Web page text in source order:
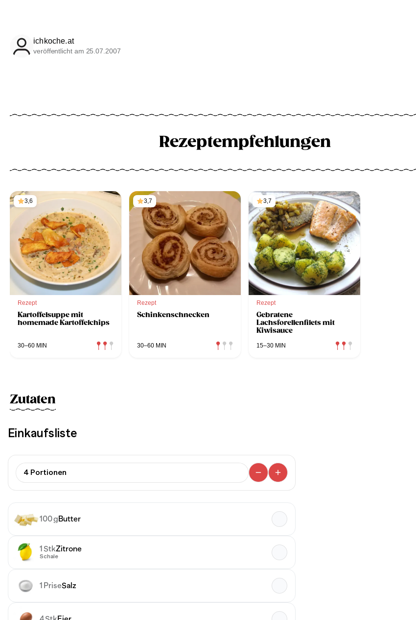
ichkoche.at
veröffentlicht am 25.07.2007
Rezeptempfehlungen
3,6
Rezept
Kartoffelsuppe mit
homemade Kartoffelchips
30–60 MIN
3,7
Rezept
Schinkenschnecken
30–60 MIN
3,7
Rezept
Gebratene
Lachsforellenfilets mit
Kiwisauce
15–30 MIN
Zutaten